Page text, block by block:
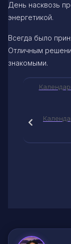
День насквозь
энергетикой.
Всегда было
Отличным
знакомыми.